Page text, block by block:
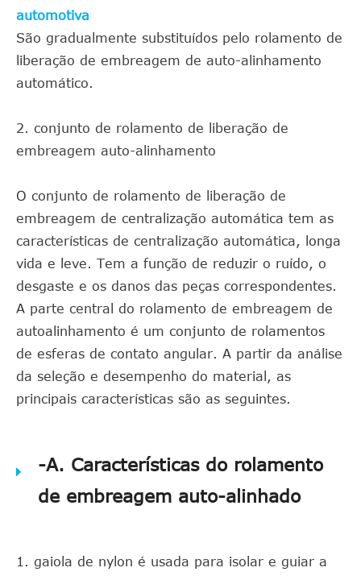
automotiva
São gradualmente substituídos pelo rolamento de
liberação de embreagem de auto-alinhamento
automático.
2. conjunto de rolamento de liberação de
embreagem auto-alinhamento
O conjunto de rolamento de liberação de
embreagem de centralização automática tem as
características de centralização automática, longa
vida e leve. Tem a função de reduzir o ruído, o
desgaste e os danos das peças correspondentes.
A parte central do rolamento de embreagem de
autoalinhamento é um conjunto de rolamentos
de esferas de contato angular. A partir da análise
da seleção e desempenho do material, as
principais características são as seguintes.
-A. Características do rolamento
de embreagem auto-alinhado
1. gaiola de nylon é usada para isolar e guiar a